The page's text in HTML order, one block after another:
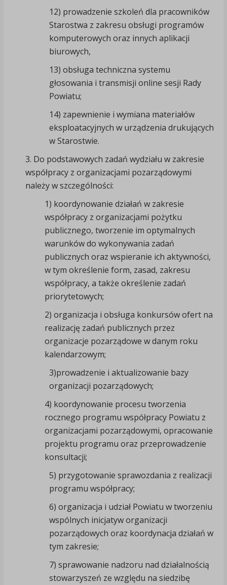
12) prowadzenie szkoleń dla pracowników
Starostwa z zakresu obsługi programów
komputerowych oraz innych aplikacji
biurowych,
13) obsługa techniczna systemu
głosowania i transmisji online sesji Rady
Powiatu;
14) zapewnienie i wymiana materiałów
eksploatacyjnych w urządzenia drukujących
w Starostwie.
3. Do podstawowych zadań wydziału w zakresie
współpracy z organizacjami pozarządowymi
należy w szczególności:
1) koordynowanie działań w zakresie
współpracy z organizacjami pożytku
publicznego, tworzenie im optymalnych
warunków do wykonywania zadań
publicznych oraz wspieranie ich aktywności,
w tym określenie form, zasad, zakresu
współpracy, a także określenie zadań
priorytetowych;
2) organizacja i obsługa konkursów ofert na
realizację zadań publicznych przez
organizacje pozarządowe w danym roku
kalendarzowym;
3)prowadzenie i aktualizowanie bazy
organizacji pozarządowych;
4) koordynowanie procesu tworzenia
rocznego programu współpracy Powiatu z
organizacjami pozarządowymi, opracowanie
projektu programu oraz przeprowadzenie
konsultacji;
5) przygotowanie sprawozdania z realizacji
programu współpracy;
6) organizacja i udział Powiatu w tworzeniu
wspólnych inicjatyw organizacji
pozarządowych oraz koordynacja działań w
tym zakresie;
7) sprawowanie nadzoru nad działalnością
stowarzyszeń ze względu na siedzibę